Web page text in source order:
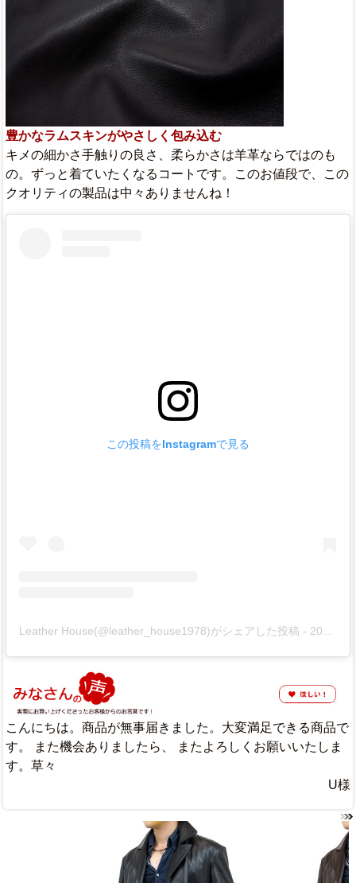
豊かなラムスキンがやさしく包み込む
キメの細かさ手触りの良さ、柔らかさは羊革ならではのも
の。ずっと着ていたくなるコートです。このお値段で、この
クオリティの製品は中々ありませんね！
この投稿をInstagramで見る
Leather House(@leather_house1978)がシェアした投稿 - 2020年10月月10日午前2時38分PDT
こんにちは。商品が無事届きました。大変満足できる商品で
す。 また機会ありましたら、 またよろしくお願いいたしま
す。草々
U様